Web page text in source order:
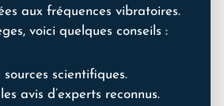
aux fréquences vibratoires.
voici quelques conseils :
sources scientifiques.
avis d’experts reconnus.